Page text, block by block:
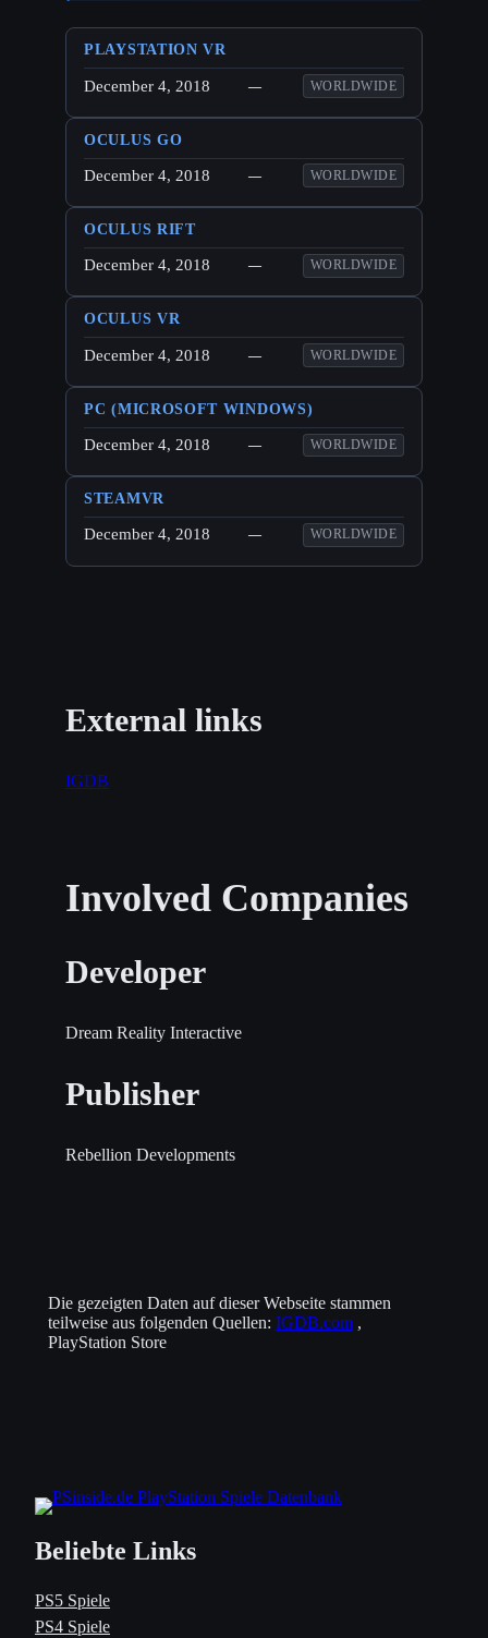
PLAYSTATION VR
December 4, 2018 — WORLDWIDE
OCULUS GO
December 4, 2018 — WORLDWIDE
OCULUS RIFT
December 4, 2018 — WORLDWIDE
OCULUS VR
December 4, 2018 — WORLDWIDE
PC (MICROSOFT WINDOWS)
December 4, 2018 — WORLDWIDE
STEAMVR
December 4, 2018 — WORLDWIDE
External links
IGDB
Involved Companies
Developer
Dream Reality Interactive
Publisher
Rebellion Developments
Die gezeigten Daten auf dieser Webseite stammen
teilweise aus folgenden Quellen: IGDB.com ,
PlayStation Store
Beliebte Links
PS5 Spiele
PS4 Spiele